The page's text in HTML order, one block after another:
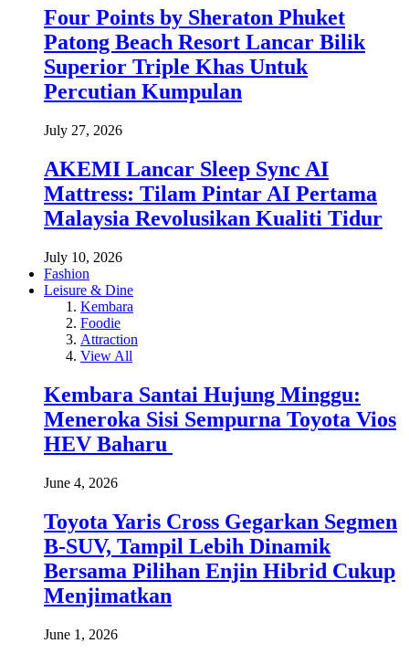
Four Points by Sheraton Phuket
Patong Beach Resort Lancar Bilik
Superior Triple Khas Untuk
Percutian Kumpulan
July 27, 2026
AKEMI Lancar Sleep Sync AI
Mattress: Tilam Pintar AI Pertama
Malaysia Revolusikan Kualiti Tidur
July 10, 2026
Fashion
Leisure & Dine
Kembara
Foodie
Attraction
View All
Kembara Santai Hujung Minggu:
Meneroka Sisi Sempurna Toyota Vios
HEV Baharu
June 4, 2026
Toyota Yaris Cross Gegarkan Segmen
B-SUV, Tampil Lebih Dinamik
Bersama Pilihan Enjin Hibrid Cukup
Menjimatkan
June 1, 2026